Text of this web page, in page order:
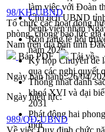
làm việc với Đoàn
Chủ tịch UBND
bệnh viện nhân
Rộn ràng lễ hội
năm 2026
Kỳ họp Chuyên
qua các nghị quyết
Thống nhất danh
khoá XVI và đại
2031
Phát động hai
mới
98/KH-UBND
Tổ chức các hoạt động
phòng, chống bạo lực
Nam trên địa bàn tỉnh
Bản PDF
Tải về
Ngày ban hành:26/04/
Ngày hiệu lực:
989/QĐ-UBND